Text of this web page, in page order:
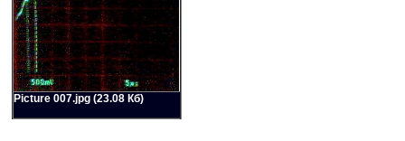
Picture 007.jpg (23.08 Кб)